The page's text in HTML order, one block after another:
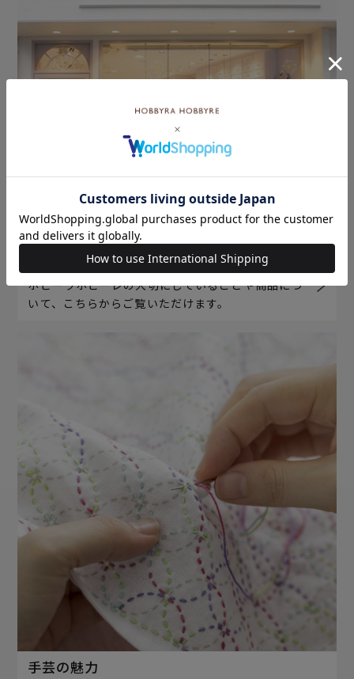
ホビーラホビーレについて
ホビーラホビーレの大切にしていることや商品につ
いて、こちらからご覧いただけます。
手芸の魅力